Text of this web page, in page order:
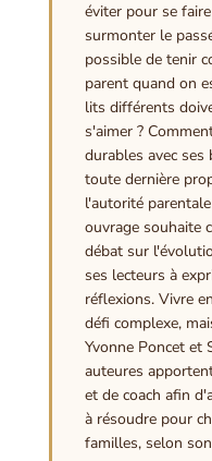
éviter pour se
surmonter le
possible de tenir
parent quand on
lits différents
s'aimer ?
durables avec
toute dernière
l'autorité
ouvrage souhaite
débat sur
ses lecteurs à
réflexions. Vivre
défi complexe,
Yvonne Poncet et
auteures
et de coach afin
à résoudre pour
familles, selon